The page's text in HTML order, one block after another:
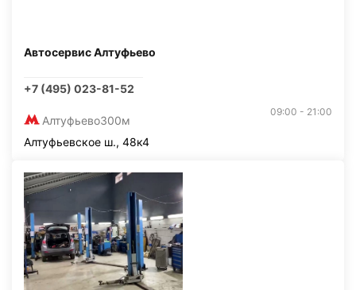
Автосервис Алтуфьево
+7 (495) 023-81-52
Алтуфьево300м
09:00 - 21:00
Алтуфьевское ш., 48к4